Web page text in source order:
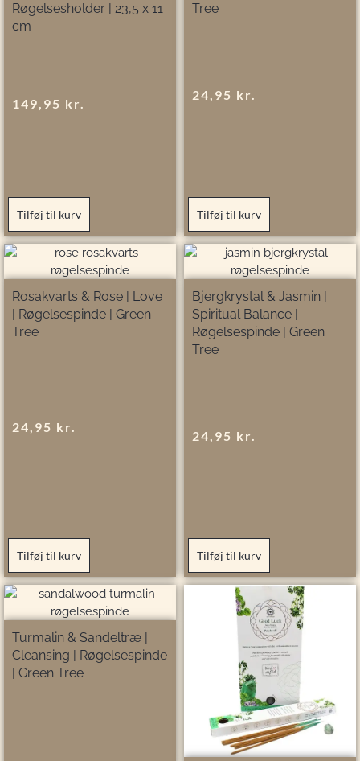
Røgelsesholder | 23,5 x 11
cm
149,95 kr.
Tilføj til kurv
Tree
24,95 kr.
Tilføj til kurv
Rosakvarts & Rose | Love
| Røgelsespinde | Green
Tree
24,95 kr.
Tilføj til kurv
Bjergkrystal & Jasmin |
Spiritual Balance |
Røgelsespinde | Green
Tree
24,95 kr.
Tilføj til kurv
Turmalin & Sandeltræ |
Cleansing | Røgelsespinde
| Green Tree